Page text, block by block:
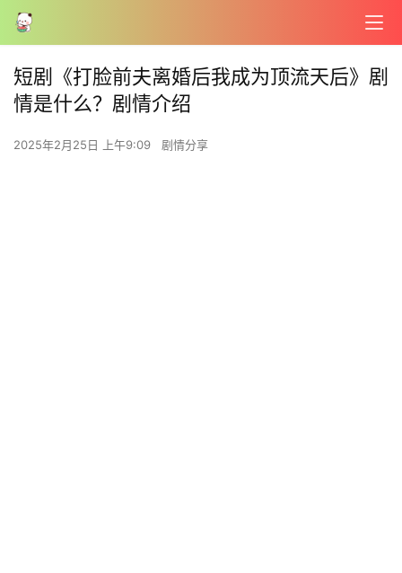
短剧《打脸前夫离婚后我成为顶流天后》剧
情是什么？剧情介绍
2025年2月25日 上午9:09 剧情分享